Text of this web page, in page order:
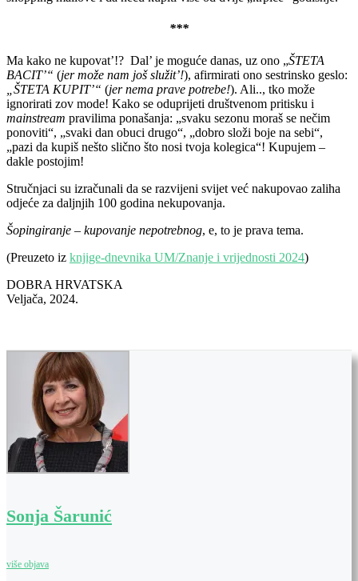
***
Ma kako ne kupovat’!? Dal’ je moguće danas, uz ono „ŠTETA
BACIT’“ (jer može nam još služit’!), afirmirati ono sestrinsko geslo:
„ŠTETA KUPIT’“ (jer nema prave potrebe!). Ali.., tko može
ignorirati zov mode! Kako se oduprijeti društvenom pritisku i
mainstream pravilima ponašanja: „svaku sezonu moraš se nečim
ponoviti“, „svaki dan obuci drugo“, „dobro složi boje na sebi“,
„pazi da kupiš nešto slično što nosi tvoja kolegica“! Kupujem –
dakle postojim!
Stručnjaci su izračunali da se razvijeni svijet već nakupovao zaliha
odjeće za daljnjih 100 godina nekupovanja.
Šopingiranje – kupovanje nepotrebnog, e, to je prava tema.
(Preuzeto iz knjige-dnevnika UM/Znanje i vrijednosti 2024)
DOBRA HRVATSKA
Veljača, 2024.
Sonja Šarunić
više objava